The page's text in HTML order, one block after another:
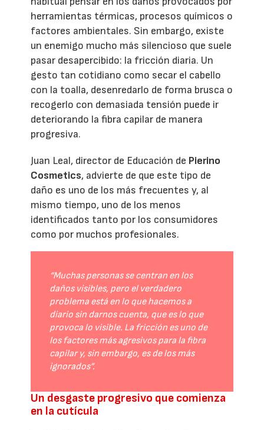
herramientas térmicas, procesos químicos o
factores ambientales. Sin embargo, existe
un enemigo mucho más silencioso que suele
pasar desapercibido: la fricción diaria. Un
gesto tan cotidiano como secar el cabello
con la toalla, desenredarlo de forma brusca o
recogerlo con demasiada tensión puede ir
deteriorando la fibra capilar de manera
progresiva.
Juan Leal, director de Educación de Pierino
Cosmetics, advierte de que este tipo de
daño es uno de los más frecuentes y, al
mismo tiempo, uno de los menos
identificados tanto por los consumidores
como por muchos profesionales.
“Muchas personas se centran en los
daños visibles, pero el verdadero
problema está en lo que hacemos a
diario sin darnos cuenta, que es lo que
provoca lo visible. La fricción es uno de
los factores más agresivos para la fibra
capilar y, sin embargo, es de los más
ignorados”.
Un desgaste progresivo que comienza
en la cutícula